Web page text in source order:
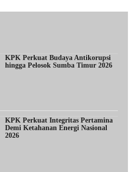
KPK Perkuat Budaya Antikorupsi
hingga Pelosok Sumba Timur 2026
KPK Perkuat Integritas Pertamina
Demi Ketahanan Energi Nasional
2026